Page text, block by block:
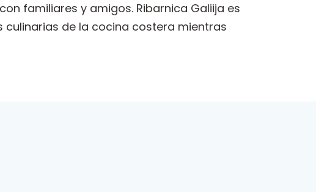
familiares y amigos. Ribarnica Galiija es
de la cocina costera mientras